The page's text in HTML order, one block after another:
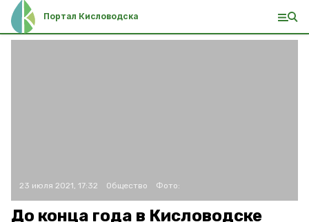
Портал Кисловодска
23 июля 2021, 17:32 Общество Фото:
До конца года в Кисловодске